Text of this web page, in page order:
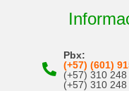
Pbx:
(+57) (601)
(+57) 310 248
(+57) 310